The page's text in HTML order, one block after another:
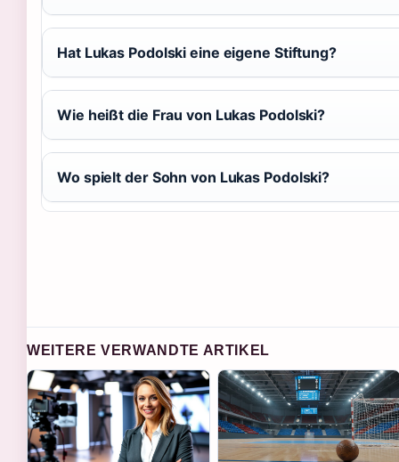
Hat Lukas Podolski eine eigene Stiftung?
Wie heißt die Frau von Lukas Podolski?
Wo spielt der Sohn von Lukas Podolski?
WEITERE VERWANDTE ARTIKEL